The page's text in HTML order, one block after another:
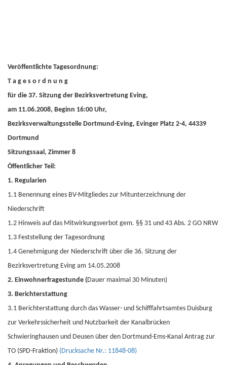
Veröffentlichte Tagesordnung:
T a g e s o r d n u n g
für die 37. Sitzung der Bezirksvertretung Eving,
am 11.06.2008, Beginn 16:00 Uhr,
Bezirksverwaltungsstelle Dortmund-Eving, Evinger Platz 2-4, 44339
Dortmund
Sitzungssaal, Zimmer 8
Öffentlicher Teil:
1. Regularien
1.1 Benennung eines BV-Mitgliedes zur Mitunterzeichnung der
Niederschrift
1.2 Hinweis auf das Mitwirkungsverbot gem. §§ 31 und 43 Abs. 2 GO NRW
1.3 Feststellung der Tagesordnung
1.4 Genehmigung der Niederschrift über die 36. Sitzung der
Bezirksvertretung Eving am 14.05.2008
2. Einwohnerfragestunde (Dauer maximal 30 Minuten)
3. Berichterstattung
3.1 Berichterstattung durch das Wasser- und Schifffahrtsamtes Duisburg
zur Verkehrssicherheit und Nutzbarkeit der Kanalbrücken
Schwieringhausen und Deusen über den Dortmund-Ems-Kanal Antrag zur
TO (SPD-Fraktion) (Drucksache Nr.: 11848-08)